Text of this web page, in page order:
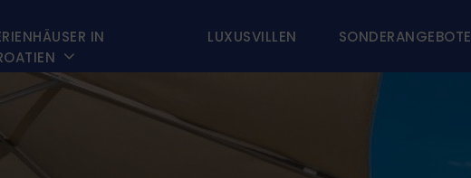
IN

LUXUSVILLEN SONDERANGEBOTE